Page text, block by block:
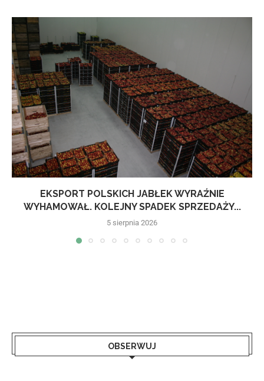
EKSPORT POLSKICH JABŁEK WYRAŹNIE
WYHAMOWAŁ. KOLEJNY SPADEK SPRZEDAŻY...
5 sierpnia 2026
OBSERWUJ